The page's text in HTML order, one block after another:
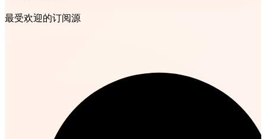
最受欢迎的订阅源